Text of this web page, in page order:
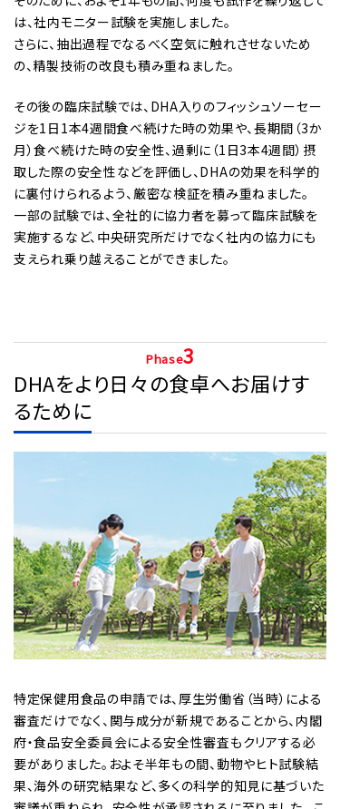
は、社内モニター試験を実施しました。
さらに、抽出過程でなるべく空気に触れさせないため
の、精製技術の改良も積み重ねました。
その後の臨床試験では、DHA入りのフィッシュソーセー
ジを1日1本4週間食べ続けた時の効果や、長期間（3か
月）食べ続けた時の安全性、過剰に（1日3本4週間）摂
取した際の安全性などを評価し、DHAの効果を科学的
に裏付けられるよう、厳密な検証を積み重ねました。
一部の試験では、全社的に協力者を募って臨床試験を
実施するなど、中央研究所だけでなく社内の協力にも
支えられ乗り越えることができました。
Phase3
DHAをより日々の食卓へお届けす
るために
特定保健用食品の申請では、厚生労働省（当時）による
審査だけでなく、関与成分が新規であることから、内閣
府・食品安全委員会による安全性審査もクリアする必
要がありました。およそ半年もの間、動物やヒト試験結
果、海外の研究結果など、多くの科学的知見に基づいた